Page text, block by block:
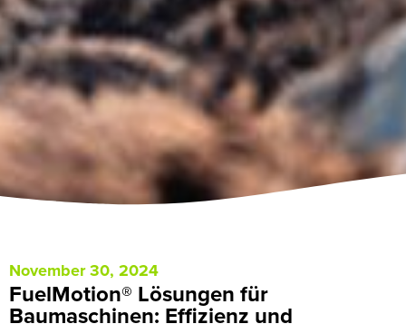
November 30, 2024
FuelMotion® Lösungen für
Baumaschinen: Effizienz und